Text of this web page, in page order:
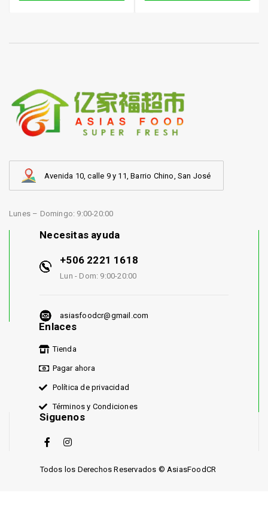
Avenida 10, calle 9 y 11, Barrio Chino, San José
Lunes – Domingo: 9:00-20:00
Necesitas ayuda
+506 2221 1618
Lun - Dom: 9:00-20:00
asiasfoodcr@gmail.com
Enlaces
Tienda
Pagar ahora
Política de privacidad
Términos y Condiciones
Siguenos
Todos los Derechos Reservados © AsiasFoodCR